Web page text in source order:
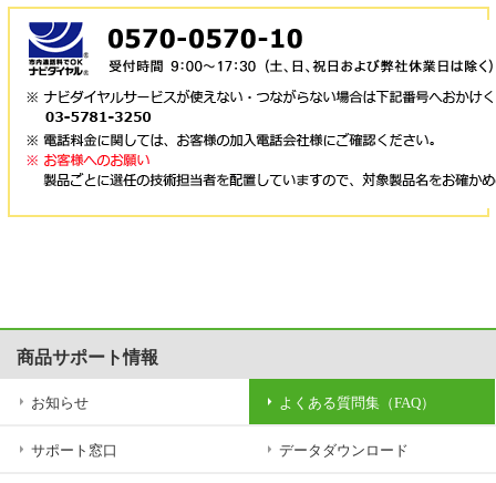
商品サポート情報
お知らせ よくある質問集（FAQ）
サポート窓口 データダウンロード